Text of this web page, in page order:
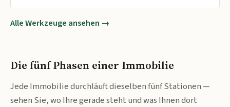
Alle Werkzeuge ansehen →
Die fünf Phasen einer Immobilie
Jede Immobilie durchläuft dieselben fünf Stationen —
sehen Sie, wo Ihre gerade steht und was Ihnen dort